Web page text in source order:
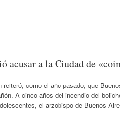
acusar a la Ciudad de
como el año pasado, que
A cinco años del incendio del
el arzobispo de Buenos